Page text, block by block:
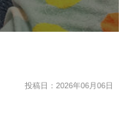
投稿日：2026年06月06日